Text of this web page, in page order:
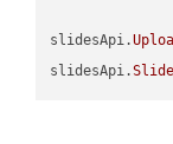
slidesApi.
slidesApi.